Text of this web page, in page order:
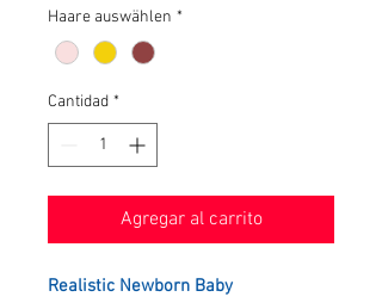
Haare auswählen *
Cantidad *
Agregar al carrito
Realistic Newborn Baby